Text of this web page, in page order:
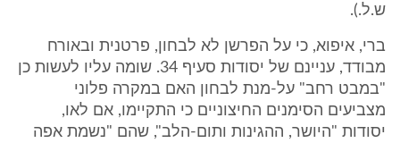
ש.ל.).
ברי, איפוא, כי על הפרשן לא לבחון, פרטנית ובאורח
מבודד, עניינם של יסודות סעיף 34. שומה עליו לעשות כן
"במבט רחב" על-מנת לבחון האם במקרה פלוני
מצביעים הסימנים החיצוניים כי התקיימו, אם לאו,
יסודות "היושר, ההגינות ותום-הלב", שהם "נשמת אפה